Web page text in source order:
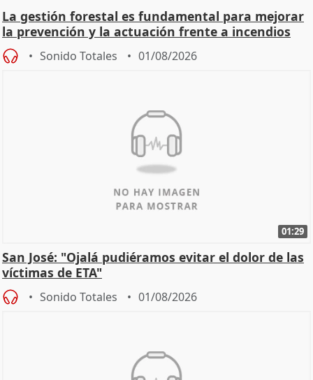
La gestión forestal es fundamental para mejorar
la prevención y la actuación frente a incendios
Sonido Totales 01/08/2026
01:29
San José: "Ojalá pudiéramos evitar el dolor de las
víctimas de ETA"
Sonido Totales 01/08/2026